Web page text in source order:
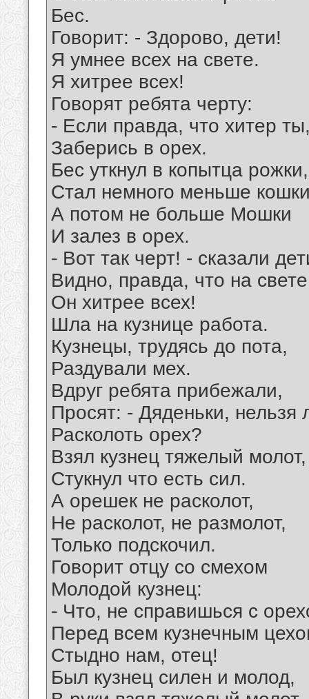
Бес.
Говорит: - Здорово, дети!
Я умнее всех на свете.
Я хитрее всех!
Говорят ребята черту:
- Если правда, что хитер
Заберись в орех.
Бес уткнул в копытца рожки,
Стал немного меньше
А потом не больше Мошки
И залез в орех.
- Вот так черт! - сказали
Видно, правда, что на свете
Он хитрее всех!
Шла на кузнице работа.
Кузнецы, трудясь до пота,
Раздували мех.
Вдруг ребята прибежали,
Просят: - Дяденьки, нельзя
Расколоть орех?
Взял кузнец тяжелый молот,
Стукнул что есть сил.
А орешек не расколот,
Не расколот, не размолот,
Только подскочил.
Говорит отцу со смехом
Молодой кузнец:
- Что, не справишься с
Перед всем кузнечным
Стыдно нам, отец!
Был кузнец силен и молод,